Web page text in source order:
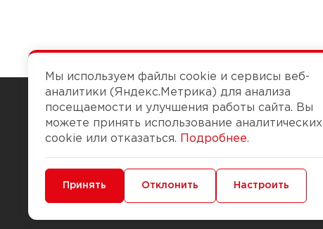
Чтобы вам легко работалось
Доставка и оплата
Мы используем файлы cookie и сервисы веб-
аналитики (Яндекс.Метрика) для анализа
посещаемости и улучшения работы сайта. Вы
можете принять использование аналитических
cookie или отказаться.
Подробнее.
Минимальные Функциональные/Аналитические
Принять Отклонить Настроить